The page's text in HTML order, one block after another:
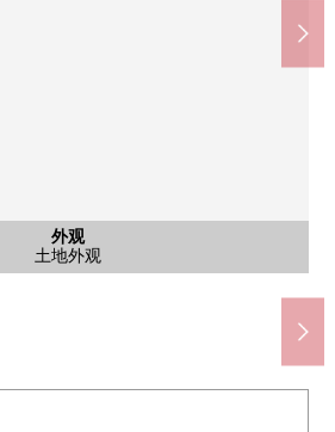
外观
土地外观
外观
土地外观
外观
土地外观
外观
土地外观
外观
土地外观
外观
土地外观
外观
停车场
外观
土地外观
含有前面道路的外观
前面道路
含有前面道路的外观
前面道路
筒井小学(约110m)
azuma中学(约300m)